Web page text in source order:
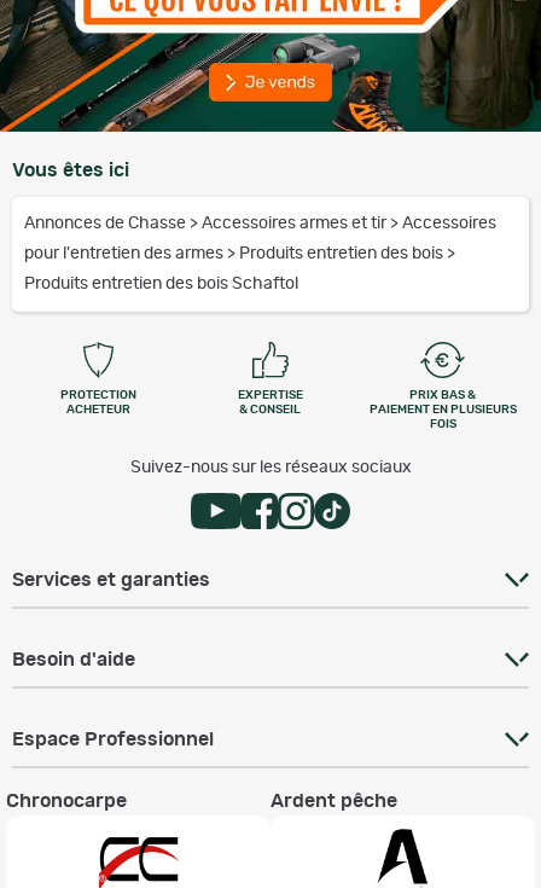
Vous êtes ici
Annonces de Chasse > Accessoires armes et tir > Accessoires
pour l'entretien des armes > Produits entretien des bois >
Produits entretien des bois Schaftol
PROTECTION
ACHETEUR
EXPERTISE
& CONSEIL
PRIX BAS &
PAIEMENT EN PLUSIEURS
FOIS
Suivez-nous sur les réseaux sociaux
Services et garanties
Besoin d'aide
Espace Professionnel
Chronocarpe Ardent pêche